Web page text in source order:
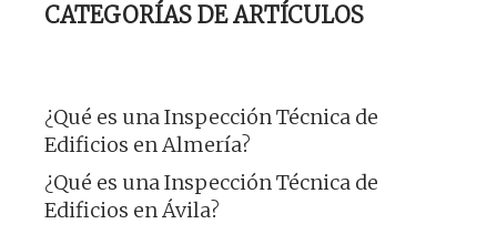
CATEGORÍAS DE ARTÍCULOS
¿Qué es una Inspección Técnica de
Edificios en Almería?
¿Qué es una Inspección Técnica de
Edificios en Ávila?